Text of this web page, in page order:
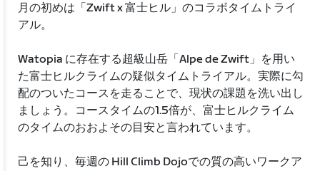
月の初めは「Zwift x 富士ヒル」のコラボタイムトライ
アル。
Watopia に存在する超級山岳「Alpe de Zwift」を用い
た富士ヒルクライムの疑似タイムトライアル。実際に勾
配のついたコースを走ることで、現状の課題を洗い出し
ましょう。コースタイムの1.5倍が、富士ヒルクライム
のタイムのおおよその目安と言われています。
己を知り、毎週の Hill Climb Dojoでの質の高いワークア